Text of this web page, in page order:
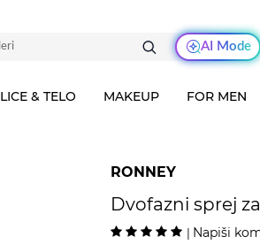
AI Mode
LICE & TELO MAKEUP FOR MEN
RONNEY
Dvofazni sprej
| Napiši